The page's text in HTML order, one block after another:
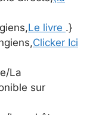
Le livre .}
Clicker Ici
La
sur